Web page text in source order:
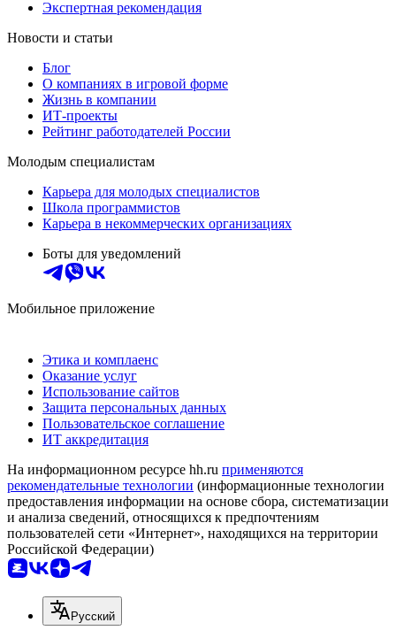
Экспертная рекомендация
Новости и статьи
Блог
О компаниях в игровой форме
Жизнь в компании
ИТ-проекты
Рейтинг работодателей России
Молодым специалистам
Карьера для молодых специалистов
Школа программистов
Карьера в некоммерческих организациях
Боты для уведомлений
Мобильное приложение
Этика и комплаенс
Оказание услуг
Использование сайтов
Защита персональных данных
Пользовательское соглашение
ИТ аккредитация
На информационном ресурсе hh.ru применяются
рекомендательные технологии (информационные технологии
предоставления информации на основе сбора, систематизации
и анализа сведений, относящихся к предпочтениям
пользователей сети «Интернет», находящихся на территории
Российской Федерации)
Русский